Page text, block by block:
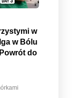
w
w Bólu
do